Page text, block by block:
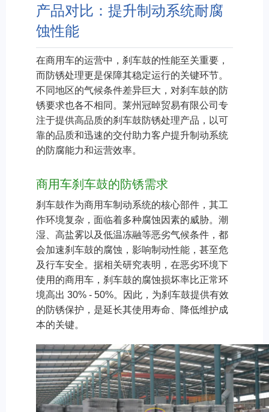
产品对比：提升制动系统耐腐
蚀性能
在商用车的运营中，刹车鼓的性能至关重要，
而防锈处理更是保障其稳定运行的关键环节。
不同地区的气候条件差异巨大，对刹车鼓的防
锈要求也各不相同。莱州冠晫贸易有限公司专
注于提供高品质的刹车鼓防锈处理产品，以可
靠的品质和迅速的交付助力客户提升制动系统
的防腐能力和运营效率。
商用车刹车鼓的防锈需求
刹车鼓作为商用车制动系统的核心部件，其工
作环境复杂，面临着多种腐蚀因素的威胁。潮
湿、高盐雾以及低温冻融等恶劣气候条件，都
会加速刹车鼓的腐蚀，影响制动性能，甚至危
及行车安全。据相关研究表明，在恶劣环境下
使用的商用车，刹车鼓的腐蚀损坏率比正常环
境高出 30% - 50%。因此，为刹车鼓提供有效
的防锈保护，是延长其使用寿命、降低维护成
本的关键。